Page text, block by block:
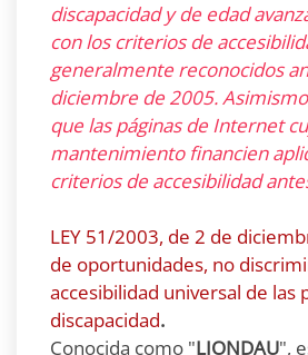
discapacidad y de edad
con los criterios de
generalmente reconocidos
diciembre de 2005.
que las páginas de Internet
mantenimiento financien
criterios de accesibilidad
LEY 51/2003, de 2 de
de oportunidades, no
accesibilidad universal de las
discapacidad.
Conocida como "LIONDAU",